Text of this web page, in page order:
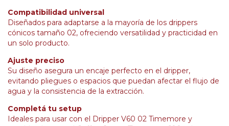
Compatibilidad universal
Diseñados para adaptarse a la mayoría de los drippers
cónicos tamaño 02, ofreciendo versatilidad y practicidad en
un solo producto.
Ajuste preciso
Su diseño asegura un encaje perfecto en el dripper,
evitando pliegues o espacios que puedan afectar el flujo de
agua y la consistencia de la extracción.
Completá tu setup
Ideales para usar con el Dripper V60 02 Timemore y